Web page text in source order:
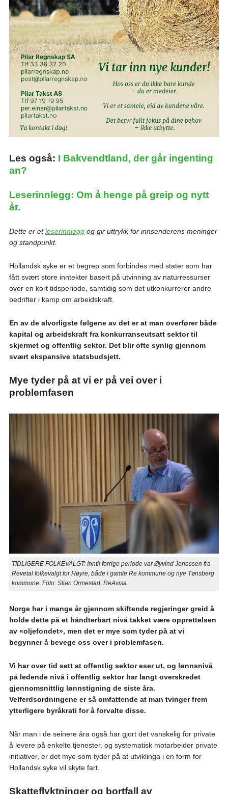
Les også: I Bakvendtland, der går ingenting
an?
Leserinnlegg: Om å henge på greip og nytt
år.
Dette er etleserinnleggog gir uttrykk for innsenderens meninger
og standpunkt.
Hollandsk syke er et begrep som forbindes med stater som har
fått svært store inntekter basert på utvinning av naturressurser
over en kort tidsperiode, samtidig som det utkonkurrerer andre
bedrifter i kamp om arbeidskraft.
En av de alvorligste følgene av det er at man overfører både
kapital og arbeidskraft fra konkurranseutsatt sektor til
skjermet og offentlig sektor. Det blir ofte synlig gjennom
svært ekspansive statsbudsjett.
Mye tyder på at vi er på vei over i
problemfasen
TIDLIGERE FOLKEVALGT: Inntil forrige periode var Øyvind Jonassen fra
Revetal folkevalgt for Høyre, både i gamle Re kommune og nye Tønsberg
kommune. Foto: Stian Ormestad, ReAvisa.
Norge har i mange år gjennom skiftende regjeringer greid å
holde dette på et håndterbart nivå takket være opprettelsen
av «oljefondet», men det er mye som tyder på at vi
begynner å bevege oss over i problemfasen.
Vi har over tid sett at offentlig sektor eser ut, og lønnsnivå
på ledende nivå i offentlig sektor har langt overskredet
gjennomsnittlig lønnstigning de siste åra.
Velferdsordningene er så omfattende at man tvinger frem
ytterligere byråkrati for å forvalte disse.
Når man i de seinere åra også har gjort det vanskelig for private
å levere på enkelte tjenester, og systematisk motarbeider private
initiativer, er det mye som tyder på at utviklinga i en form for
Hollandsk syke vil skyte fart.
Skatteflyktninger og bortfall av